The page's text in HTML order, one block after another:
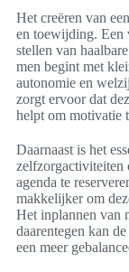
Het creëren van
en toewijding. Een
stellen van
men begint met
autonomie en
zorgt ervoor dat
helpt om motivatie
Daarnaast is het
zelfzorgactiviteiten
agenda te
makkelijker om
Het inplannen van
daarentegen kan
een meer